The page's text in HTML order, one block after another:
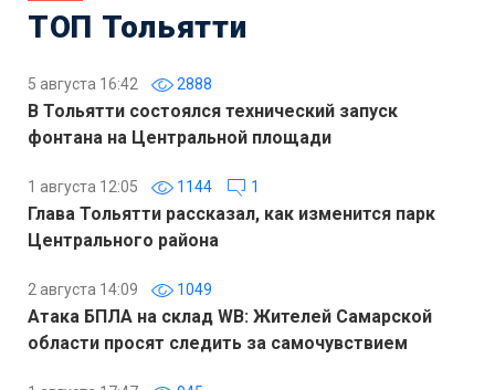
ТОП Тольятти
5 августа 16:42 2888
В Тольятти состоялся технический запуск
фонтана на Центральной площади
1 августа 12:05 1144 1
Глава Тольятти рассказал, как изменится парк
Центрального района
2 августа 14:09 1049
Атака БПЛА на склад WB: Жителей Самарской
области просят следить за самочувствием